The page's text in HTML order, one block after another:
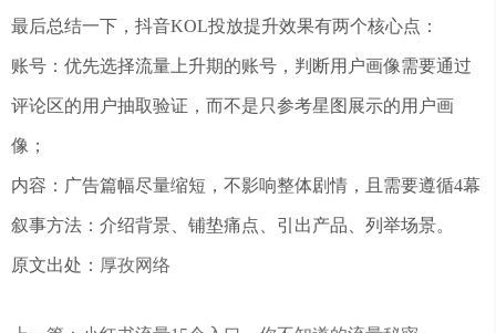
最后总结一下，抖音KOL投放提升效果有两个核心点：
账号：优先选择流量上升期的账号，判断用户画像需要通过
评论区的用户抽取验证，而不是只参考星图展示的用户画
像；
内容：广告篇幅尽量缩短，不影响整体剧情，且需要遵循4幕
叙事方法：介绍背景、铺垫痛点、引出产品、列举场景。
原文出处： 厚孜网络